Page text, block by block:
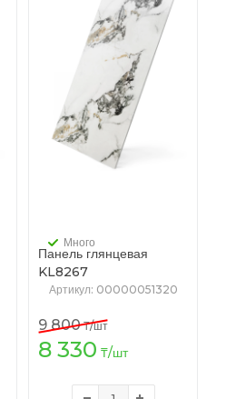
Панель глянцевая
KL8267
2,3*1220*2800мм
Много
Артикул: 00000051320
8 330 ₸/шт
9 800₸/шт